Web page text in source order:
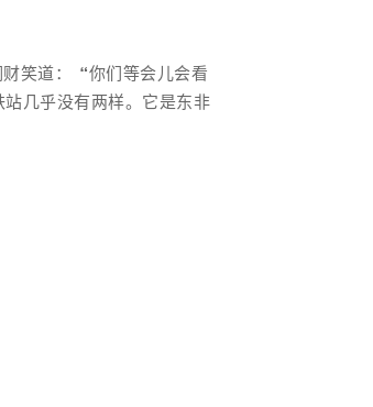
笑道：“你们等会儿会看
几乎没有两样。它是东非